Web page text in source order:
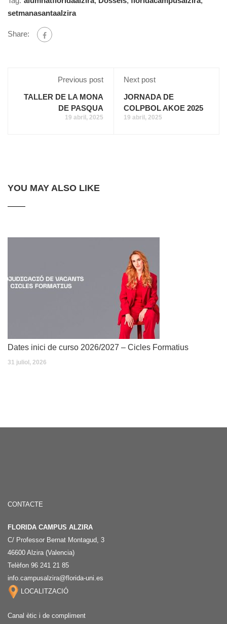
setmanasantaalzira
Share:
Previous post
TALLER DE LA MONA
DE PASQUA
19 abril, 2025
Next post
JORNADA DE
COLPBOL AKOE 2025
19 abril, 2025
YOU MAY ALSO LIKE
Dates inici de curso 2026/2027 – Cicles Formatius
31 juliol, 2026
CONTACTE
FLORIDA CAMPUS ALZIRA
C/ Professor Bernat Montagud, 3
46600 Alzira (Valencia)
Telèfon 96 241 21 85
info.campusalzira@florida-uni.es
LOCALITZACIÓ
Canal ètic i de compliment